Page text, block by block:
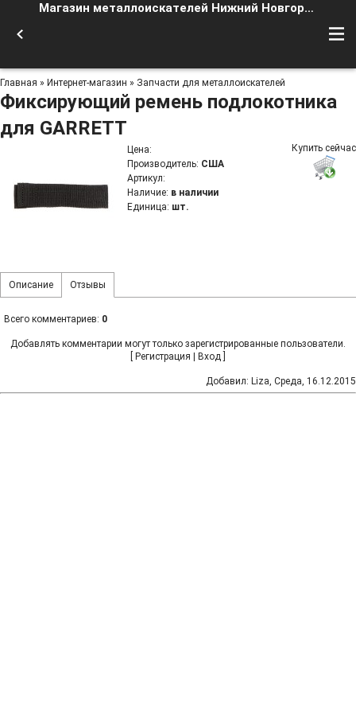
Магазин металлоискателей Нижний Новгород
Главная » Интернет-магазин » Запчасти для металлоискателей
Фиксирующий ремень подлокотника
для GARRETT
Цена:
Производитель: США
Артикул:
Наличие: в наличии
Единица: шт.
Купить сейчас
Описание Отзывы
Всего комментариев: 0
Добавлять комментарии могут только зарегистрированные пользователи.
Регистрация Вход
Добавил: Liza, Среда, 16.12.2015